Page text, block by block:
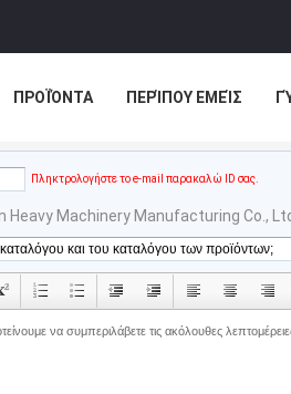
ΠΡΟΪΌΝΤΑ ΠΕΡΊΠΟΥ ΕΜΕΊΣ
Πληκτρολογήστε το e-mail παρακαλώ ID σας.
Heavy Machinery Manufacturing Co.,